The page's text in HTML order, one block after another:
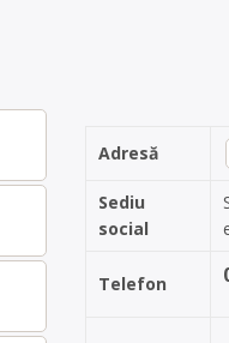
Adresă
Sediu
social
Telefon